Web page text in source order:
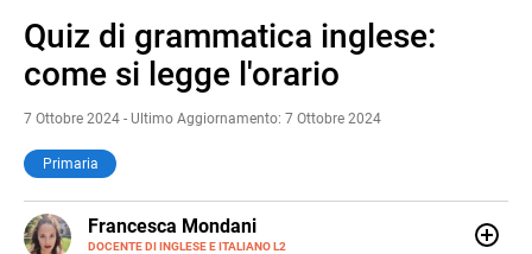
Quiz di grammatica inglese:
come si legge l'orario
7 Ottobre 2024 - Ultimo Aggiornamento: 7 Ottobre 2024
Primaria
Francesca Mondani
DOCENTE DI INGLESE E ITALIANO L2
LINKEDIN
INSTAGRAM